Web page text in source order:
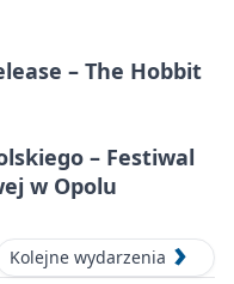
– The Hobbit
– Festiwal
w Opolu
Kolejne wydarzenia